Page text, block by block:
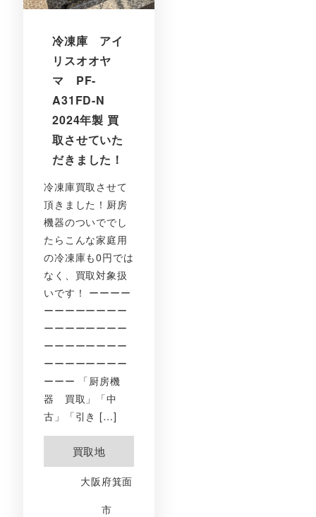
冷凍庫 アイ
リスオオヤ
マ PF-
A31FD-N
2024年製 買
取させていた
だきました！
冷凍庫買取させて
頂きました！厨房
機器のついででし
たらこんな家庭用
の冷凍庫も0円では
なく、買取対象扱
いです！ ーーーー
ーーーーーーーー
ーーーーーーーー
ーーーーーーーー
ーーーーーーーー
ーーー 「厨房機
器 買取」「中
古」「引き […]
買取地
大阪府箕面
市